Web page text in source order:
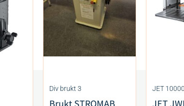
Div brukt 3 JET